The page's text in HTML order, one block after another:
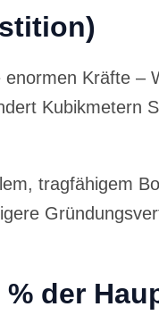
Kräfte
Kubikmetern
tragfähigem
der